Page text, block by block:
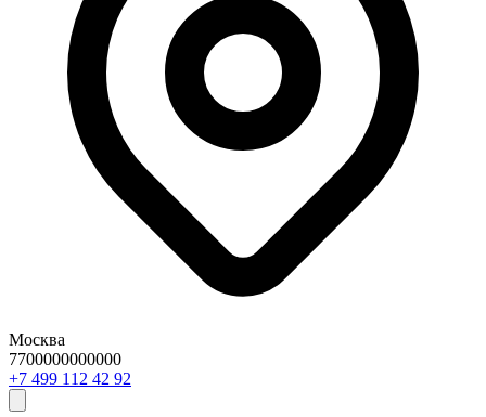
Москва
7700000000000
29 24 211 994 7+